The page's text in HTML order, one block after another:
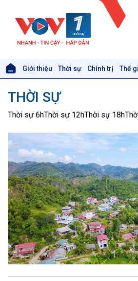
Giới thiệu Thời sự Chính trị Thế
Thời
Thời
Bản
Xã hội
Tin Đời sống & Xã hội
360 độ Sức khỏe
Chuyển đổi Xanh
Tài nguyên và Môi trường
Chuyên gia của bạn
Khoa
Tin
Kết
khí
THỜI SỰ
Thời sự 6hThời sự 12hThời sự 18h